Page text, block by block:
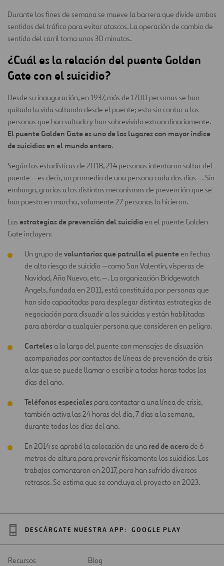
Durante los fines de semana se mueve la barrera que divide ambos
sentidos del tráfico para evitar atascos. La operación de cambio de
sentido del carril toma unos 30 minutos.
¿Cuál es la relación del puente Golden
Gate con el suicidio?
Desde su inauguración, en 1937, más de 1700 personas se han
quitado la vida saltando desde el puente; esto sin contar a las
personas que han saltado y han sobrevivido extraordinariamente.
El puente Golden Gate es uno de los lugares con mayor índice
de suicidios en el mundo entero.
Según las estadísticas de 2018, 214 personas intentaron saltar del
puente —es decir, un promedio de una persona cada dos días—. Sin
embargo, gracias a los distintos mecanismos de prevención que se
han puesto en marcha, solamente 27 personas lo hicieron.
Las estrategias de prevención del suicidio en el puente Golden
Gate incluyen:
Un grupo de voluntarios que patrulla el puente en fechas
de alto riesgo de suicidio —como San Valentín, vísperas de
Navidad, Año Nuevo, etc.—. La organización Bridgewatch
Angels, fundada en 2011, está constituida por personas que
han sido capacitadas para desplegar distintas estrategias de
negociación para disuadir a los suicidas y están habilitadas
para abordar a cualquier persona que consideren en peligro.
Cartelesa lo largo del puente con mensajes de disuasión
acompañados por contactos de líneas de prevención de crisis
a las que se puede llamar o escribir a todas horas todos los
días del año.
Teléfonos especiales para contactar a una línea de crisis,
también activa las 24 horas del día, 7 días a la semana,
durante todos los días del año.
En 2014 se aprobó la colocación de una red de acerode 6
metros de altura para prevenir físicamente los suicidios. Los
trabajos comenzaron en 2017, pero han sufrido diversos
retrasos. Se estima que se concluya el proyecto en 2023.
DESCÁRGATE NUESTRA APP: GOOGLE PLAY
Recursos Blog